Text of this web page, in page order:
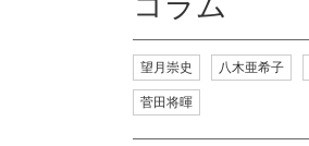
望月崇史 八木亜希子
菅田将暉